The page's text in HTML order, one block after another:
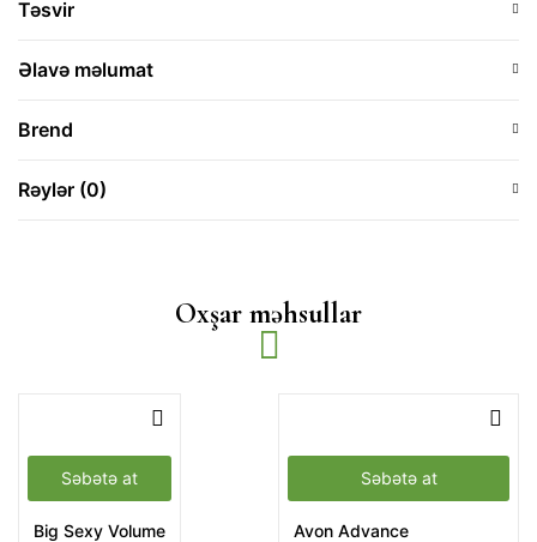
Təsvir
Əlavə məlumat
Brend
Rəylər (0)
Oxşar məhsullar
Səbətə at
Big Sexy Volume
Səbətə at
Avon Advance